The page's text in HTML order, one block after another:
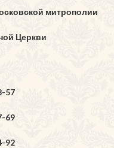
митрополии
Церкви
57
69
92